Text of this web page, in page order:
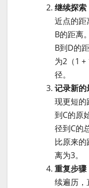
继续探索
近点的距
B的距离
B到D的
为2（1 +
径。
记录新的
现更短的
到C的原
径到C的
比原来的
离为3。
重复步骤
续遍历，